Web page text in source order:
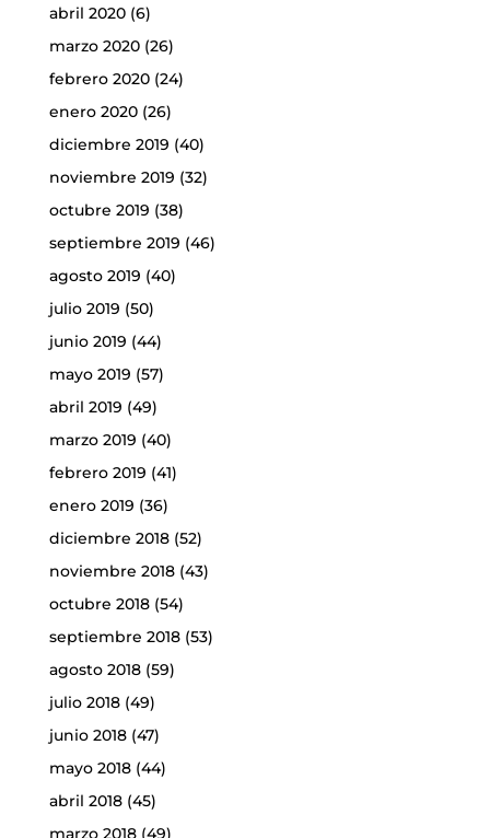
abril 2020(6)
marzo 2020(26)
febrero 2020(24)
enero 2020(26)
diciembre 2019 (40)
noviembre 2019 (32)
octubre 2019 (38)
septiembre 2019 (46)
agosto 2019 (40)
julio 2019 (50)
junio 2019 (44)
mayo 2019 (57)
abril 2019 (49)
marzo 2019 (40)
febrero 2019 (41)
enero 2019 (36)
diciembre 2018(52)
noviembre 2018(43)
octubre 2018(54)
septiembre 2018(53)
agosto 2018(59)
julio 2018(49)
junio 2018(47)
mayo 2018(44)
abril 2018(45)
marzo 2018(49)